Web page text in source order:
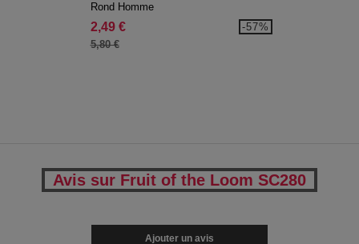
Rond Homme
2,49 €
5,80 €
-57%
Avis sur Fruit of the Loom SC280
Ajouter un avis